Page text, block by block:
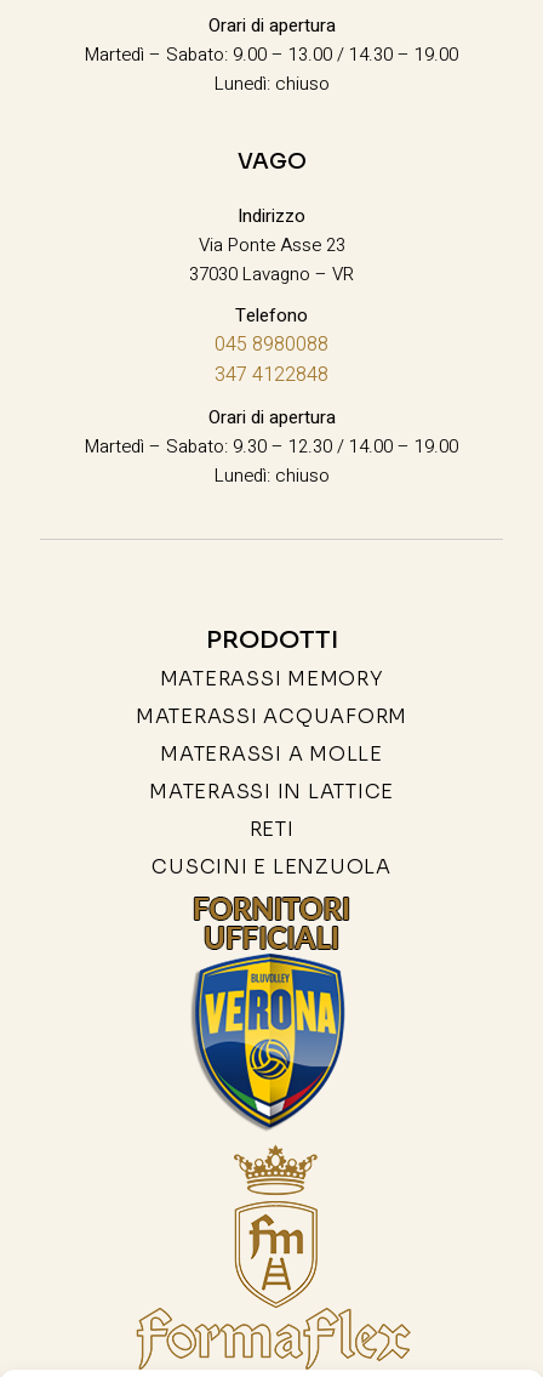
Orari di apertura
Martedì – Sabato: 9.00 – 13.00 / 14.30 – 19.00
Lunedì: chiuso
VAGO
Indirizzo
Via Ponte Asse 23
37030 Lavagno – VR
Telefono
045 8980088
347 4122848
Orari di apertura
Martedì – Sabato: 9.30 – 12.30 / 14.00 – 19.00
Lunedì: chiuso
PRODOTTI
MATERASSI MEMORY
MATERASSI ACQUAFORM
MATERASSI A MOLLE
MATERASSI IN LATTICE
RETI
CUSCINI E LENZUOLA